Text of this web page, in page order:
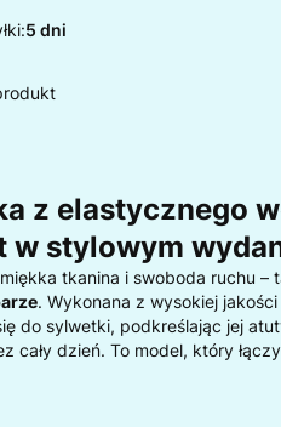
5 dni
z elastycznego
w stylowym
tkanina i swoboda ruchu –
. Wykonana z wysokiej
do sylwetki, podkreślając jej
cały dzień. To model, który